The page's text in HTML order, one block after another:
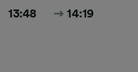
13:48 14:19